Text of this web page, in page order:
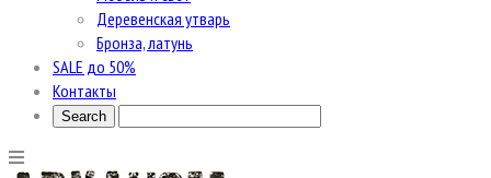
Деревенская утварь
Бронза, латунь
SALE до 50%
Контакты